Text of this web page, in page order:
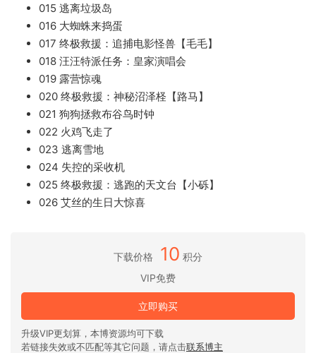
015 逃离垃圾岛
016 大蜘蛛来捣蛋
017 终极救援：追捕电影怪兽【毛毛】
018 汪汪特派任务：皇家演唱会
019 露营惊魂
020 终极救援：神秘沼泽柽【路马】
021 狗狗拯救布谷鸟时钟
022 火鸡飞走了
023 逃离雪地
024 失控的采收机
025 终极救援：逃跑的天文台【小砾】
026 艾丝的生日大惊喜
下载价格 10 积分
VIP免费
立即购买
升级VIP更划算，本博资源均可下载
若链接失效或不匹配等其它问题，请点击联系博主